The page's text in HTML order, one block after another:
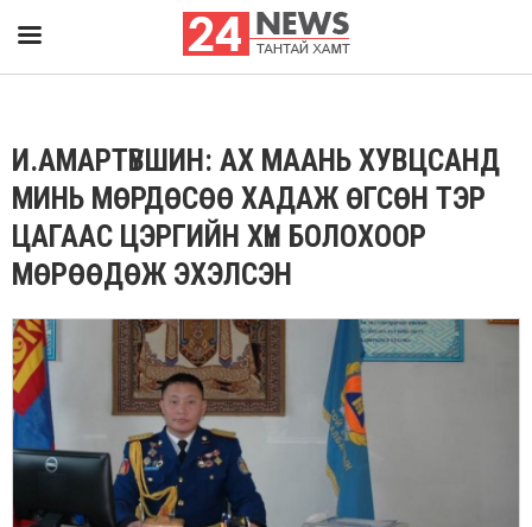
И.АМАРТҮВШИН: АХ МААНЬ ХУВЦСАНД
МИНЬ МӨРДӨСӨӨ ХАДАЖ ӨГСӨН ТЭР
ЦАГААС ЦЭРГИЙН ХҮН БОЛОХООР
МӨРӨӨДӨЖ ЭХЭЛСЭН